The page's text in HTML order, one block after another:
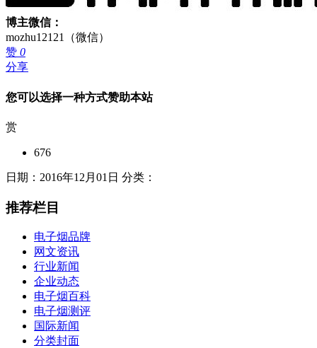
博主微信：
mozhu12121（微信）
赞 0
分享
您可以选择一种方式赞助本站
赏
676
日期：2016年12月01日 分类：
推荐栏目
电子烟品牌
网文资讯
行业新闻
企业动态
电子烟百科
电子烟测评
国际新闻
分类封面